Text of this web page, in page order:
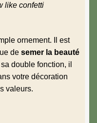
like confetti
ornement. Il est
de semer la beauté
double fonction, il
votre décoration
valeurs.